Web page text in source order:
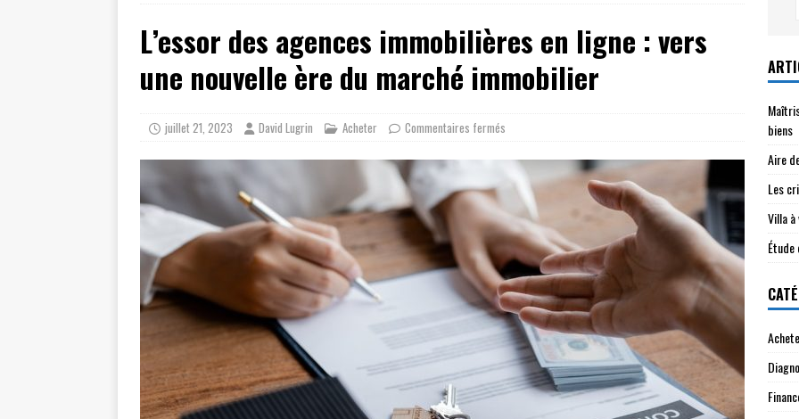
L’essor des agences immobilières en ligne : vers
une nouvelle ère du marché immobilier
juillet 21, 2023 David Lugrin Acheter Commentaires fermés
biens
Aire
Les
Villa